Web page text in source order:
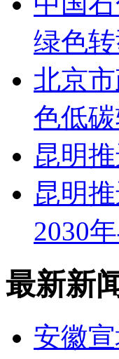
绿色
北京
色低
昆明
昆明
2030
最新新
安徽